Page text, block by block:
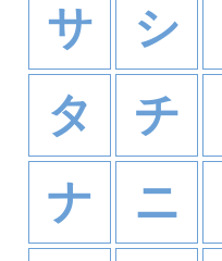
サ
シ
タ
チ
ナ
ニ